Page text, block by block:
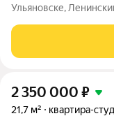
Ульяновске,
Ленинский район
хочет купить
2 350 000 ₽
21,7 м² квартира-